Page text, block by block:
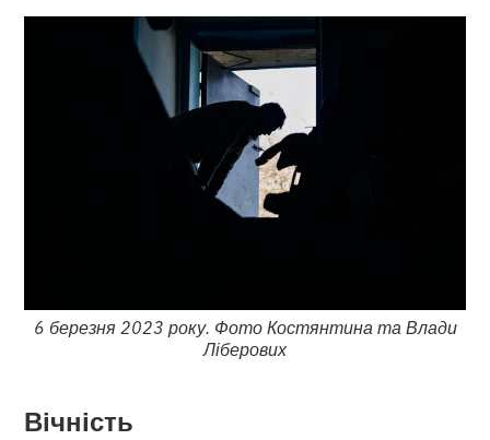
6 березня 2023 року. Фото Костянтина та Влади
Ліберових
Вічність